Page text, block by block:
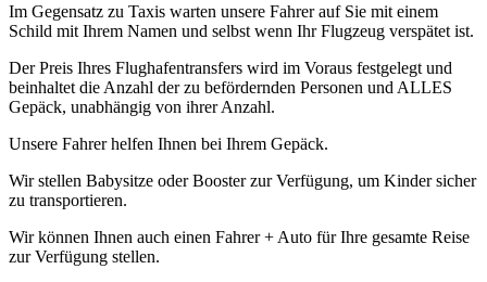
Im Gegensatz zu Taxis warten unsere Fahrer auf Sie mit einem
Schild mit Ihrem Namen und selbst wenn Ihr Flugzeug verspätet ist.
Der Preis Ihres Flughafentransfers wird im Voraus festgelegt und
beinhaltet die Anzahl der zu befördernden Personen und ALLES
Gepäck, unabhängig von ihrer Anzahl.
Unsere Fahrer helfen Ihnen bei Ihrem Gepäck.
Wir stellen Babysitze oder Booster zur Verfügung, um Kinder sicher
zu transportieren.
Wir können Ihnen auch einen Fahrer + Auto für Ihre gesamte Reise
zur Verfügung stellen.